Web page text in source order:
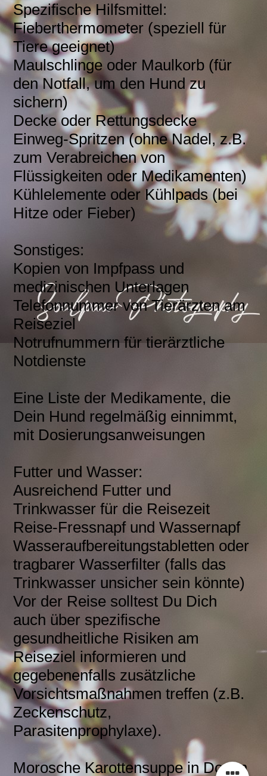
Spezifische Hilfsmittel:
Fieberthermometer (speziell für
Tiere geeignet)
Maulschlinge oder Maulkorb (für
den Notfall, um den Hund zu
sichern)
Decke oder Rettungsdecke
Einweg-Spritzen (ohne Nadel, z.B.
zum Verabreichen von
Flüssigkeiten oder Medikamenten)
Kühlelemente oder Kühlpads (bei
Hitze oder Fieber)
Sonstiges:
Kopien von Impfpass und
medizinischen Unterlagen
Telefonnummer von Tierärzten am
Reiseziel
Notrufnummern für tierärztliche
Notdienste
Eine Liste der Medikamente, die
Dein Hund regelmäßig einnimmt,
mit Dosierungsanweisungen
Futter und Wasser:
Ausreichend Futter und
Trinkwasser für die Reisezeit
Reise-Fressnapf und Wassernapf
Wasseraufbereitungstabletten oder
tragbarer Wasserfilter (falls das
Trinkwasser unsicher sein könnte)
Vor der Reise solltest Du Dich
auch über spezifische
gesundheitliche Risiken am
Reiseziel informieren und
gegebenenfalls zusätzliche
Vorsichtsmaßnahmen treffen (z.B.
Zeckenschutz,
Parasitenprophylaxe).
Morosche Karottensuppe in Dosen